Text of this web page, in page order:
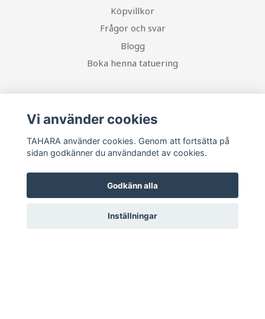
Köpvillkor
Frågor och svar
Blogg
Boka henna tatuering
Ta del av senaste nytt och unika erbjudanden!
Vi använder cookies
TAHARA använder cookies. Genom att fortsätta på
sidan godkänner du användandet av cookies.
Godkänn alla
Inställningar